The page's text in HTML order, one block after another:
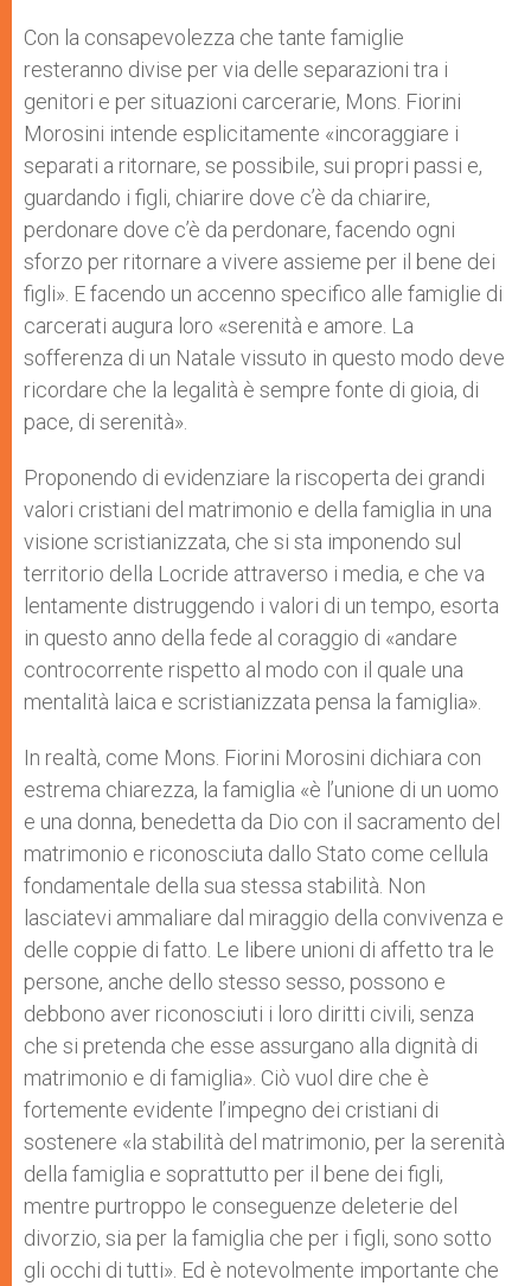
Con la consapevolezza che tante famiglie
resteranno divise per via delle separazioni tra i
genitori e per situazioni carcerarie, Mons. Fiorini
Morosini intende esplicitamente «incoraggiare i
separati a ritornare, se possibile, sui propri passi e,
guardando i figli, chiarire dove c’è da chiarire,
perdonare dove c’è da perdonare, facendo ogni
sforzo per ritornare a vivere assieme per il bene dei
figli». E facendo un accenno specifico alle famiglie di
carcerati augura loro «serenità e amore. La
sofferenza di un Natale vissuto in questo modo deve
ricordare che la legalità è sempre fonte di gioia, di
pace, di serenità».
Proponendo di evidenziare la riscoperta dei grandi
valori cristiani del matrimonio e della famiglia in una
visione scristianizzata, che si sta imponendo sul
territorio della Locride attraverso i media, e che va
lentamente distruggendo i valori di un tempo, esorta
in questo anno della fede al coraggio di «andare
controcorrente rispetto al modo con il quale una
mentalità laica e scristianizzata pensa la famiglia».
In realtà, come Mons. Fiorini Morosini dichiara con
estrema chiarezza, la famiglia «è l’unione di un uomo
e una donna, benedetta da Dio con il sacramento del
matrimonio e riconosciuta dallo Stato come cellula
fondamentale della sua stessa stabilità. Non
lasciatevi ammaliare dal miraggio della convivenza e
delle coppie di fatto. Le libere unioni di affetto tra le
persone, anche dello stesso sesso, possono e
debbono aver riconosciuti i loro diritti civili, senza
che si pretenda che esse assurgano alla dignità di
matrimonio e di famiglia». Ciò vuol dire che è
fortemente evidente l’impegno dei cristiani di
sostenere «la stabilità del matrimonio, per la serenità
della famiglia e soprattutto per il bene dei figli,
mentre purtroppo le conseguenze deleterie del
divorzio, sia per la famiglia che per i figli, sono sotto
gli occhi di tutti». Ed è notevolmente importante che